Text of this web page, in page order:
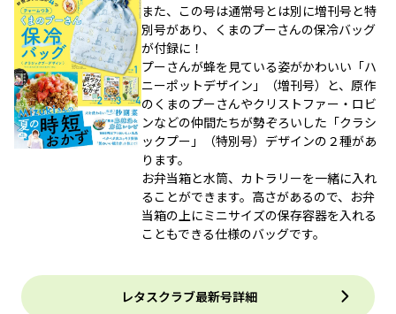
また、この号は通常号とは別に増刊号と特
別号があり、くまのプーさんの保冷バッグ
が付録に！
プーさんが蜂を見ている姿がかわいい「ハ
ニーポットデザイン」（増刊号）と、原作
のくまのプーさんやクリストファー・ロビ
ンなどの仲間たちが勢ぞろいした「クラシ
ックプー」（特別号）デザインの２種があ
ります。
お弁当箱と水筒、カトラリーを一緒に入れ
ることができます。高さがあるので、お弁
当箱の上にミニサイズの保存容器を入れる
こともできる仕様のバッグです。
レタスクラブ最新号詳細